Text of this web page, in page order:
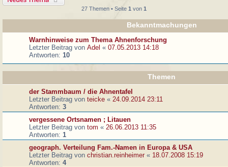
27 Themen • Seite 1 von 1
Bekanntmachungen
Warnhinweise zum Thema Ahnenforschung
Letzter Beitrag von Adel « 07.05.2013 14:18
Antworten: 10
Themen
der Stammbaum / die Ahnentafel
Letzter Beitrag von teicke « 24.09.2014 23:11
Antworten: 3
vergessene Ortsnamen ; Litauen
Letzter Beitrag von tom « 26.06.2013 11:35
Antworten: 1
geograph. Verteilung Fam.-Namen in Europa & USA
Letzter Beitrag von christian.reinheimer « 18.07.2008 15:19
Antworten: 4